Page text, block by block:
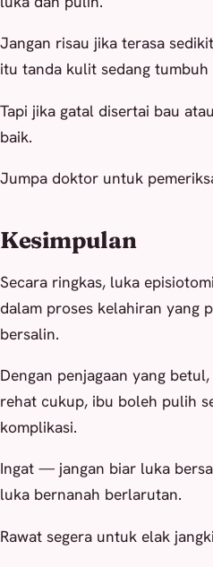
Jangan risau jika terasa
itu tanda kulit sedang tumbuh
Tapi jika gatal disertai bau
baik.
Jumpa doktor untuk
Kesimpulan
Secara ringkas, luka
dalam proses kelahiran yang
bersalin.
Dengan penjagaan yang
rehat cukup, ibu boleh pulih
komplikasi.
Ingat — jangan biar luka
luka bernanah berlarutan.
Rawat segera untuk elak